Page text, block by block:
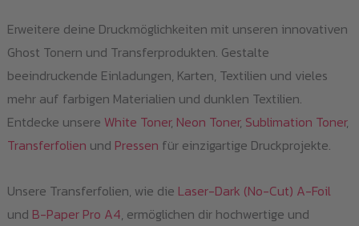
Erweitere deine Druckmöglichkeiten mit unseren innovativen
Ghost Tonern und Transferprodukten. Gestalte
beeindruckende Einladungen, Karten, Textilien und vieles
mehr auf farbigen Materialien und dunklen Textilien.
Entdecke unsere White Toner, Neon Toner, Sublimation Toner,
Transferfolien und Pressen für einzigartige Druckprojekte.
Unsere Transferfolien, wie die Laser-Dark (No-Cut) A-Foil
und B-Paper Pro A4, ermöglichen dir hochwertige und